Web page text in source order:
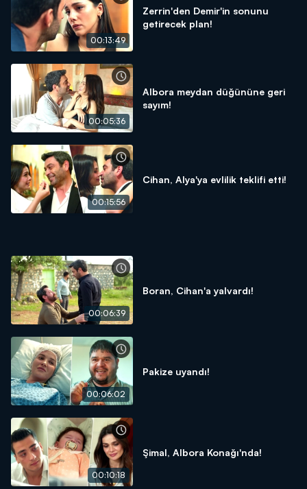
00:13:49
Zerrin'den Demir'in sonunu
getirecek plan!
00:05:36
Albora meydan düğününe geri
sayım!
00:15:56
Cihan, Alya'ya evlilik teklifi etti!
00:06:39
Boran, Cihan'a yalvardı!
00:06:02
Pakize uyandı!
00:10:18
Şimal, Albora Konağı'nda!